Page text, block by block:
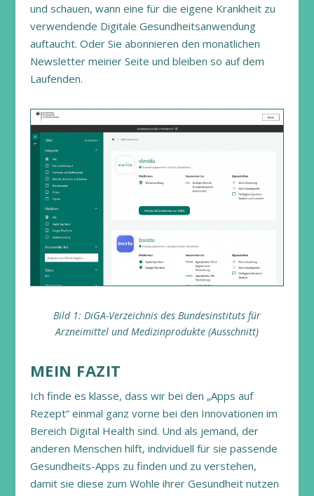
und schauen, wann eine für die eigene Krankheit zu
verwendende Digitale Gesundheitsanwendung
auftaucht. Oder Sie abonnieren den monatlichen
Newsletter meiner Seite und bleiben so auf dem
Laufenden.
Bild 1: DiGA-Verzeichnis des Bundesinstituts für
Arzneimittel und Medizinprodukte (Ausschnitt)
MEIN FAZIT
Ich finde es klasse, dass wir bei den „Apps auf
Rezept“ einmal ganz vorne bei den Innovationen im
Bereich Digital Health sind. Und als jemand, der
anderen Menschen hilft, individuell für sie passende
Gesundheits-Apps zu finden und zu verstehen,
damit sie diese zum Wohle ihrer Gesundheit nutzen